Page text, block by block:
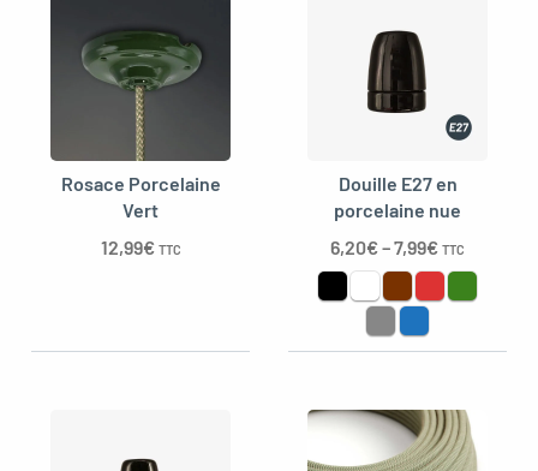
Rosace Porcelaine
Vert
12,99€ TTC
Douille E27 en
porcelaine nue
6,20€–7,99€ TTC